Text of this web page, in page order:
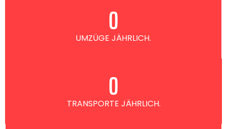
UMZÜGE JÄHRLICH.
0
TRANSPORTE JÄHRLICH.
0